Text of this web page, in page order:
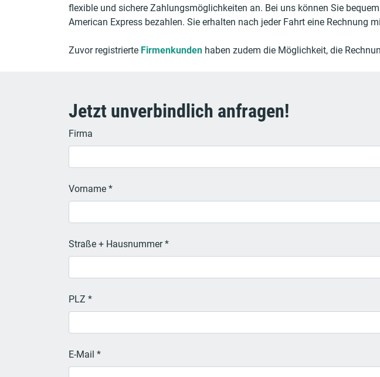
flexible und sichere Zahlungsmöglichkeiten an. Bei uns können Sie
American Express bezahlen. Sie erhalten nach jeder Fahrt eine Rechnung
Zuvor registrierte Firmenkunden haben zudem die Möglichkeit, die
Jetzt unverbindlich anfragen!
Firma
Vorname *
Straße + Hausnummer *
PLZ *
E-Mail *